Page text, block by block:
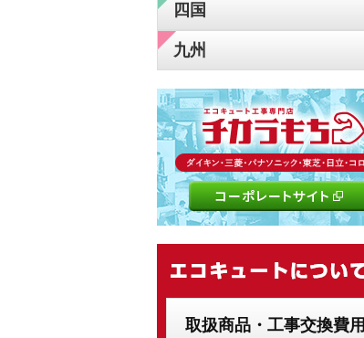
四国
九州
取扱商品・工事交換費用